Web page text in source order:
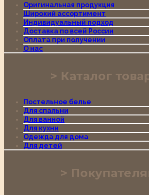
Оригинальная продукция
Широкий ассортимент
Индивидуальный подход
Доставка по всей России
Оплата при получении
О нас
Каталог
Постельное белье
Для спальни
Для ванной
Для кухни
Одежда для дома
Для детей